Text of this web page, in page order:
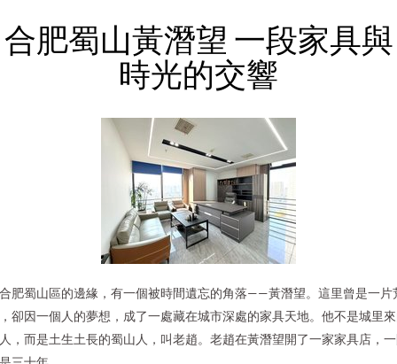
合肥蜀山黃潛望 一段家具與
時光的交響
肥蜀山區的邊緣，有一個被時間遺忘的角落——黃潛望。這里曾是一片
卻因一個人的夢想，成了一處藏在城市深處的家具天地。他不是城里
，而是土生土長的蜀山人，叫老趙。老趙在黃潛望開了一家家具店，